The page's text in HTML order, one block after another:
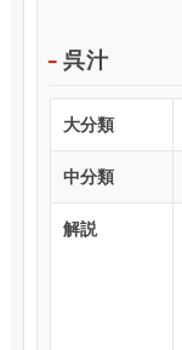
呉汁
大分類
中分類
解説